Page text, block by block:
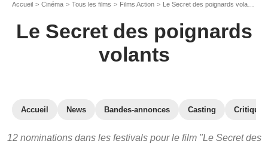
Accueil Cinéma Tous les films Films Action Le Secret des poignards volants
Le Secret des poignards
volants
Accueil News Bandes-annonces Casting
12 nominations dans les festivals pour le film "Le Secret des